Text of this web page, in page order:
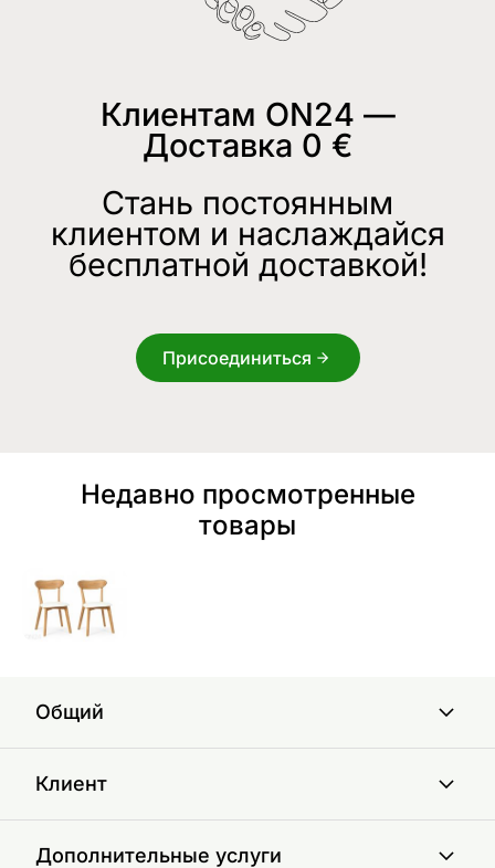
Клиентам ON24 —
Доставка 0 €
Стань постоянным
клиентом и наслаждайся
бесплатной доставкой!
Присоединиться
Недавно просмотренные
товары
Общий
Клиент
Дополнительные услуги